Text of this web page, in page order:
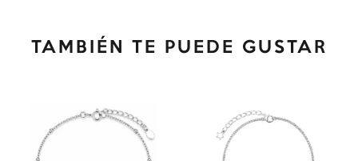
TAMBIÉN TE PUEDE GUSTAR